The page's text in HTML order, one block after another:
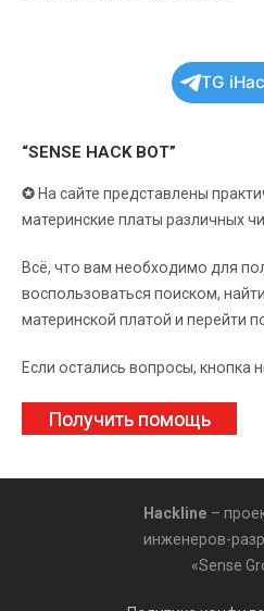
TG
“SENSE HACK BOT”
✪ На сайте представлены
материнские платы различных
Всё, что вам необходимо для
воспользоваться поиском,
материнской платой и перейти
Если остались вопросы, кнопка
Получить помощь
Hackline –
инженеров-
«Sense